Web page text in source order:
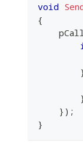
void
{
} ) ;
}